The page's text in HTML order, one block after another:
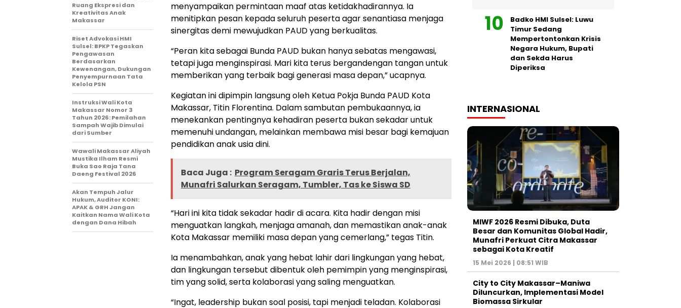
menyampaikan permintaan maaf atas ketidakhadirannya. Ia
menitipkan pesan kepada seluruh peserta agar senantiasa menjaga
sinergitas demi mewujudkan PAUD yang berkualitas.
“Peran kita sebagai Bunda PAUD bukan hanya sebatas mengawasi,
tetapi juga menginspirasi. Mari kita terus bergandengan tangan untuk
memberikan yang terbaik bagi generasi masa depan,” ucapnya.
Kegiatan ini dipimpin langsung oleh Ketua Pokja Bunda PAUD Kota
Makassar, Titin Florentina. Dalam sambutan pembukaannya, ia
menekankan pentingnya kehadiran peserta bukan sekadar untuk
memenuhi undangan, melainkan membawa misi besar bagi kemajuan
pendidikan anak usia dini.
Baca Juga : Program Seragam Graris Terus Berjalan,
Munafri Salurkan Seragam, Tumbler, Tas ke Siswa SD
“Hari ini kita tidak sekadar hadir di acara. Kita hadir dengan misi
menguatkan langkah, menjaga amanah, dan memastikan anak-anak
Kota Makassar memiliki masa depan yang cemerlang,” tegas Titin.
Ia menambahkan, anak yang hebat lahir dari lingkungan yang hebat,
dan lingkungan tersebut dibentuk oleh pemimpin yang menginspirasi,
tim yang solid, serta kolaborasi yang saling menguatkan.
“Ingat, leadership bukan soal posisi, tapi menjadi teladan. Kolaborasi
Ruang Ekspresi dan
Kreativitas Anak
Makassar
Riset Advokasi HMI
Sulsel: BPKP Tegaskan
Pengawasan
Berdasarkan
Kewenangan, Dukungan
Penyempurnaan Tata
Kelola PSN
Instruksi Wali Kota
Makassar Nomor 3
Tahun 2026: Pemilahan
Sampah Wajib Dimulai
dari Sumber
Wawali Makassar Aliyah
Mustika Ilham Resmi
Buka Sao Raja Tana
Daeng Festival 2026
Akan Tempuh Jalur
Hukum, Auditor KONI:
APAK & GRH Jangan
Kaitkan Nama Wali Kota
dengan Dana Hibah
Badko HMI Sulsel: Luwu
Timur Sedang
Mempertontonkan Krisis
Negara Hukum, Bupati
dan Sekda Harus
Diperiksa
INTERNASIONAL
MIWF 2026 Resmi Dibuka, Duta
Besar dan Komunitas Global Hadir,
Munafri Perkuat Citra Makassar
sebagai Kota Kreatif
15 Mei 2026 | 08:51 WIB
City to City Makassar–Maniwa
Diluncurkan, Implementasi Model
Biomassa Sirkular